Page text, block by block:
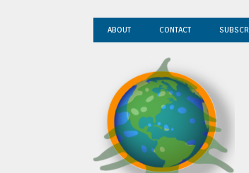
ABOUT CONTACT